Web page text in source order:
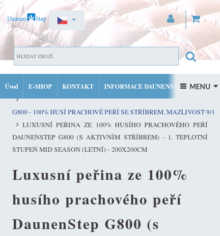
PŘIHLÁSIT SE
Úvod E-SHOP KONTAKT INFORMACE DAUNENSTEP
FACEBOOK INSTAGRAM
 MENU 
DOMŮ
KVALITNÍ PEŘINY ZE 100% PRACHOVÉHO PEŘÍ DAUNENSTEP
G800 - 100% HUSÍ PRACHOVÉ PEŘÍ SE STŘÍBREM, MAZLIVOST 9/10
LUXUSNÍ PEŘINA ZE 100% HUSÍHO PRACHOVÉHO PEŘÍ
DAUNENSTEP G800 (S AKTIVNÍM STŘÍBREM) - 1. TEPLOTNÍ
STUPEŇ MID SEASON (LETNÍ) - 200X200CM
Luxusní peřina ze 100%
husího prachového peří
DaunenStep G800 (s